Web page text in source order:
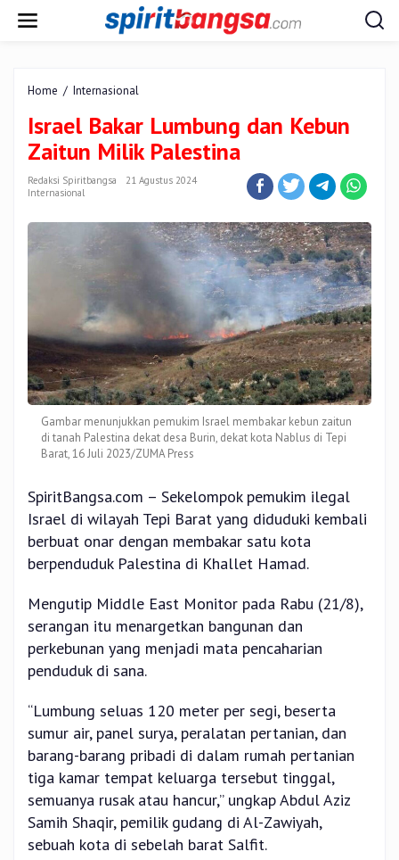
Home / Internasional
Lumbung
dan
Kebun
Zaitun
Israel Bakar Lumbung dan Kebun
Zaitun Milik Palestina
Redaksi Spiritbangsa
21 Agustus 2024
Internasional
Gambar menunjukkan pemukim Israel membakar kebun zaitun
di tanah Palestina dekat desa Burin, dekat kota Nablus di Tepi
Barat, 16 Juli 2023/ZUMA Press
SpiritBangsa.com – Sekelompok pemukim ilegal
Israel di wilayah Tepi Barat yang diduduki kembali
berbuat onar dengan membakar satu kota
berpenduduk Palestina di Khallet Hamad.
Mengutip Middle East Monitor pada Rabu (21/8),
serangan itu menargetkan bangunan dan
perkebunan yang menjadi mata pencaharian
penduduk di sana.
“Lumbung seluas 120 meter per segi, beserta
sumur air, panel surya, peralatan pertanian, dan
barang-barang pribadi di dalam rumah pertanian
tiga kamar tempat keluarga tersebut tinggal,
semuanya rusak atau hancur,” ungkap Abdul Aziz
Samih Shaqir, pemilik gudang di Al-Zawiyah,
sebuah kota di sebelah barat Salfit.